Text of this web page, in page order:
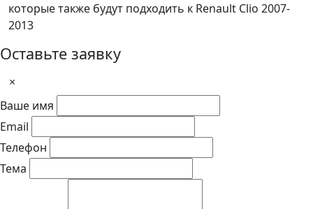
которые также будут подходить к Renault Clio 2007-
2013
Оставьте заявку
×
Ваше имя
Email
Телефон
Тема